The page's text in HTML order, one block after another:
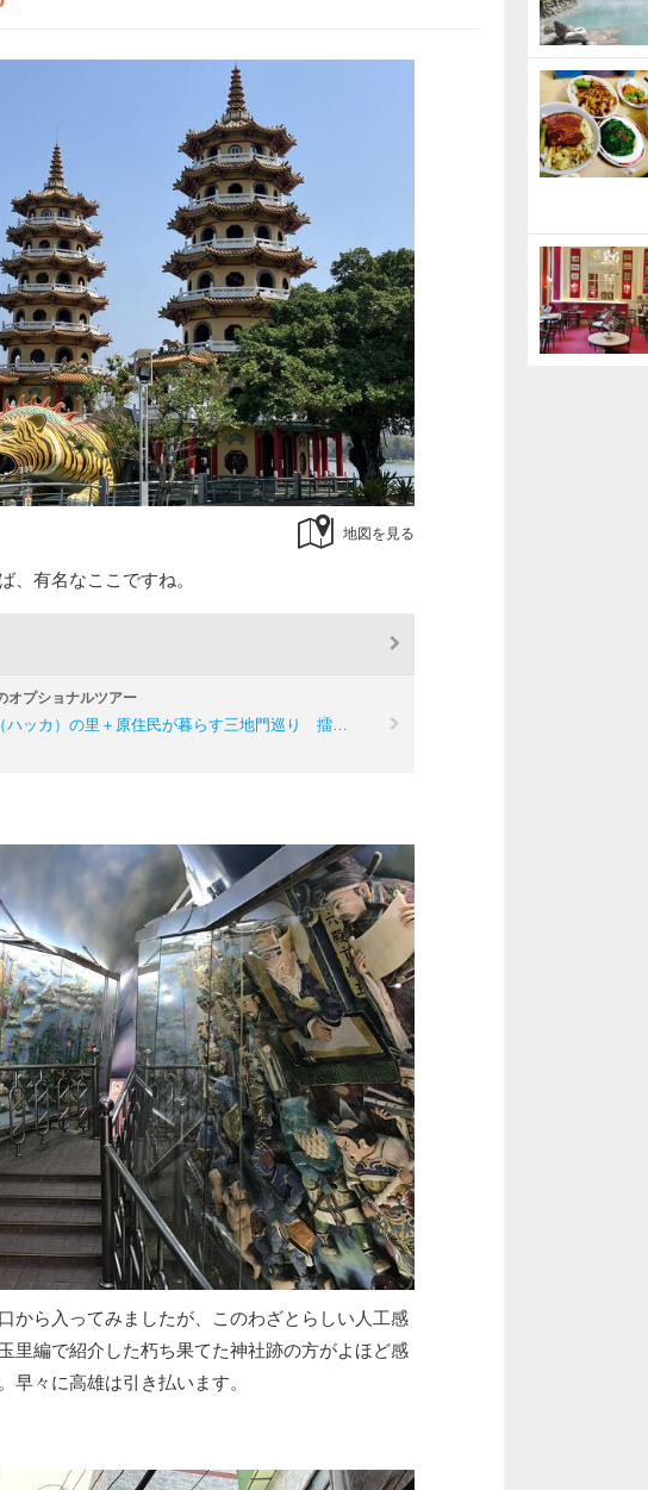
地図を見る
、有名なここですね。
オプショナルツアー
ッカ）の里＋原住民が暮らす三地門巡り 擂…
から入ってみましたが、このわざとらしい人工感
里編で紹介した朽ち果てた神社跡の方がよほど感
早々に高雄は引き払います。